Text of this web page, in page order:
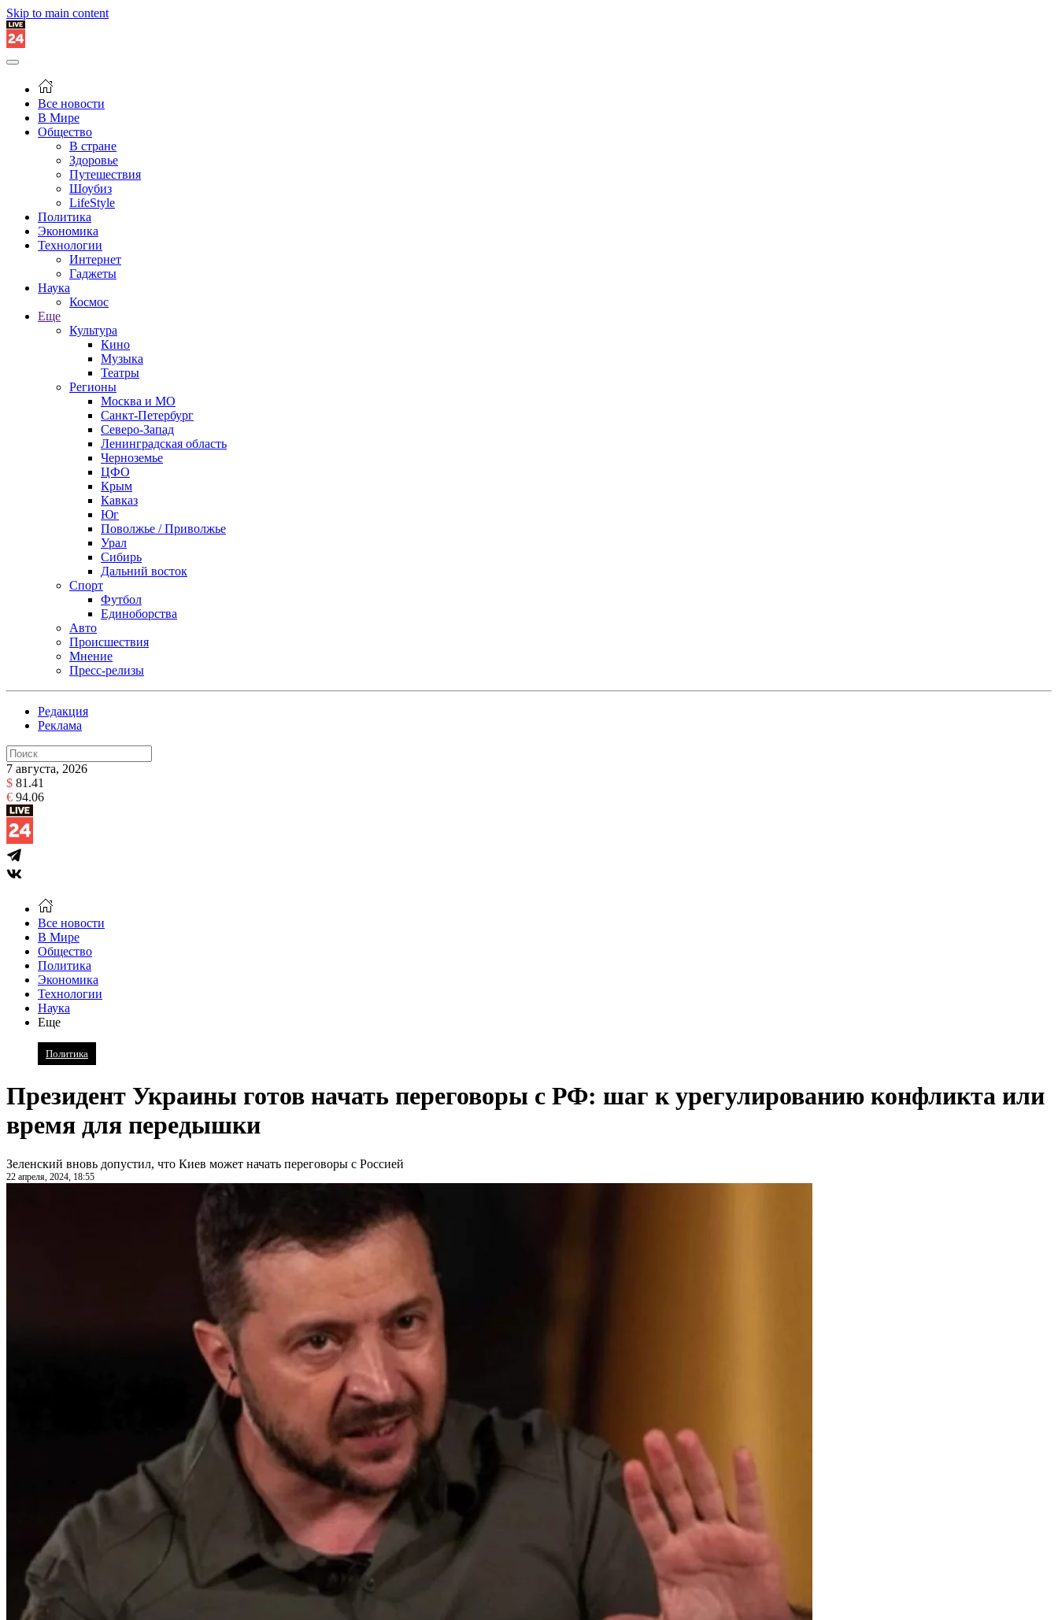
Skip to main content
Все новости
В Мире
Общество
В стране
Здоровье
Путешествия
Шоубиз
LifeStyle
Политика
Экономика
Технологии
Интернет
Гаджеты
Наука
Космос
Еще
Культура
Кино
Музыка
Театры
Регионы
Москва и МО
Санкт-Петербург
Северо-Запад
Ленинградская область
Черноземье
ЦФО
Крым
Кавказ
Юг
Поволжье / Приволжье
Урал
Сибирь
Дальний восток
Спорт
Футбол
Единоборства
Авто
Происшествия
Мнение
Пресс-релизы
Редакция
Реклама
7 августа, 2026
$ 81.41
€ 94.06
Все новости
В Мире
Общество
Политика
Экономика
Технологии
Наука
Еще
Политика
Президент Украины готов начать переговоры с РФ: шаг к урегулированию конфликта или
время для передышки
Зеленский вновь допустил, что Киев может начать переговоры с Россией
22 апреля, 2024, 18:55